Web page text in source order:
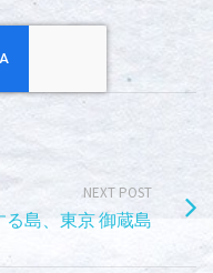
NEXT POST
島、東京 御蔵島